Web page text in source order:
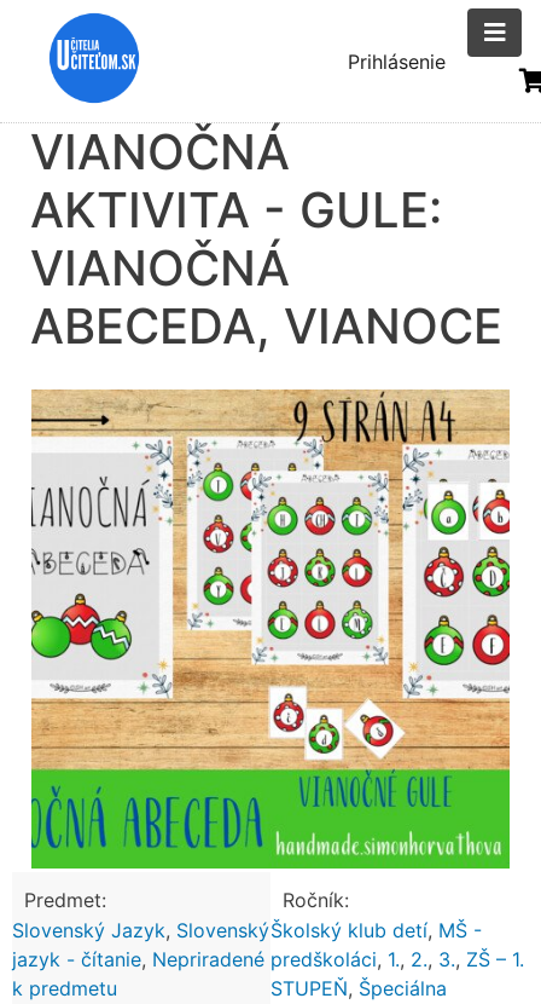
Menu
Prihlásenie
VIANOČNÁ
AKTIVITA - GULE:
VIANOČNÁ
ABECEDA, VIANOCE
Predmet:
Slovenský Jazyk, Slovenský
jazyk - čítanie, Nepriradené
k predmetu
Ročník:
Školský klub detí, MŠ -
predškoláci, 1., 2., 3., ZŠ – 1.
STUPEŇ, Špeciálna